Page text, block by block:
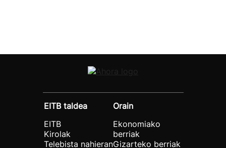
EITB taldea
EITB
Kirolak
Telebista nahieran
Orain
Ekonomiako
berriak
Gizarteko berriak